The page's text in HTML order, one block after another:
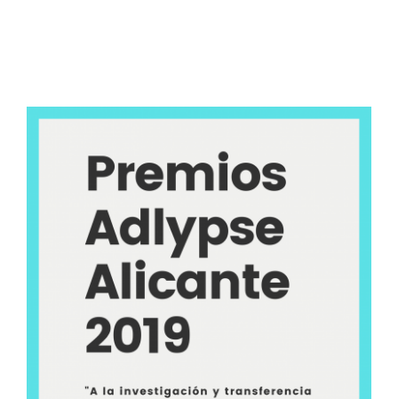
Fallo de los premios
ADLYPSE Alicante a la
investigación y
transferencia social en
desarrollo local 2019